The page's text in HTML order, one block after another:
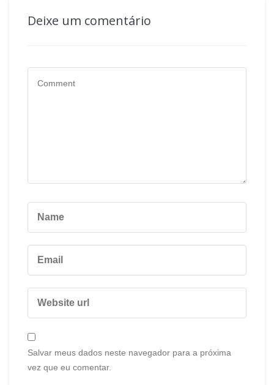
Deixe um comentário
Salvar meus dados neste navegador para a próxima
vez que eu comentar.